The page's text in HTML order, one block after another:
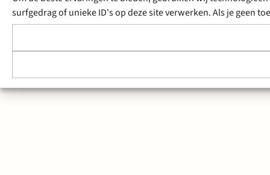
surfgedrag of unieke ID's op deze site verwerken. Als je geen